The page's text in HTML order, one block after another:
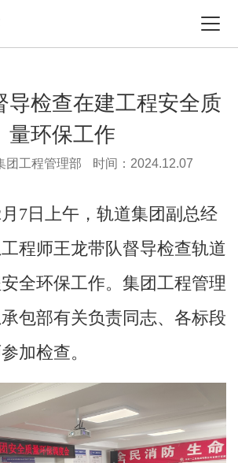
导检查在建工程安全质
量环保工作
团工程管理部 时间：2024.12.07
月7日上午，轨道集团副总经
程师王龙带队督导检查轨道
全环保工作。集团工程管理
包部有关负责同志、各标段
加检查。